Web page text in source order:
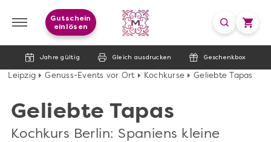
Jahre gültig Gleich ausdrucken Geschenkbox
Gutschein
einlösen
Leipzig Genuss-Events vor Ort Kochkurse Geliebte Tapas
Geliebte Tapas
Kochkurs Berlin: Spaniens kleine